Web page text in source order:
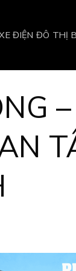
ĐIỆN ĐÔ THỊ